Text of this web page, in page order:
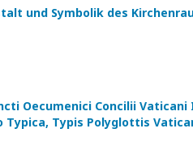
und Symbolik des
Oecumenici Concilii
Typis Polyglottis